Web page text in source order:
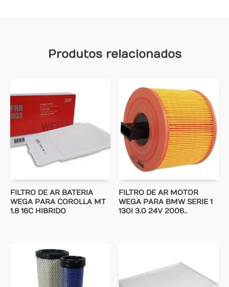
Produtos relacionados
FILTRO DE AR BATERIA
WEGA PARA COROLLA MT
1.8 16C HIBRIDO
FILTRO DE AR MOTOR
WEGA PARA BMW SERIE 1
130I 3.0 24V 2006..